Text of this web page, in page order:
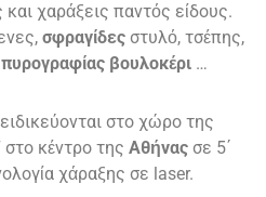
χαράξεις παντός είδους.
σφραγίδεςστυλό, τσέπης,
πυρογραφίας βουλοκέρι …
στο χώρο της
κέντρο της Αθήναςσε 5΄
χάραξης σε laser.